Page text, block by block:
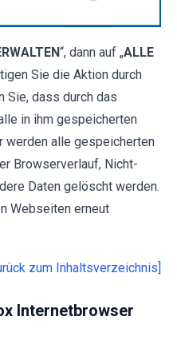
“, dann auf „ALLE
Sie die Aktion durch
Sie, dass durch das
in ihm gespeicherten
werden alle gespeicherten
Browserverlauf, Nicht-
Daten gelöscht werden.
Webseiten erneut
zum Inhaltsverzeichnis]
Internetbrowser